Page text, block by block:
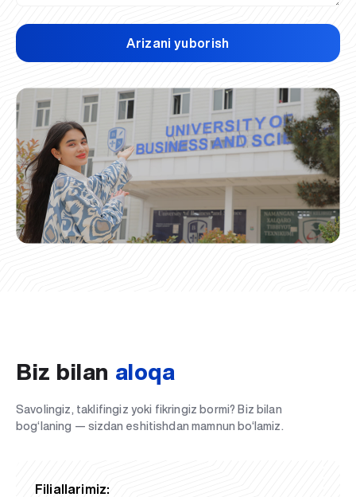
Arizani yuborish
Biz bilan aloqa
Savolingiz, taklifingiz yoki fikringiz bormi? Biz bilan
bog‘laning — sizdan eshitishdan mamnun bo‘lamiz.
Filiallarimiz: